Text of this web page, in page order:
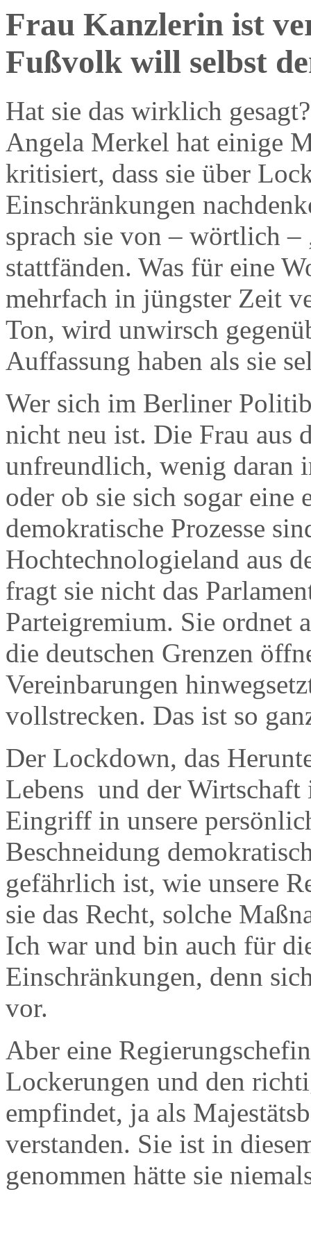
Frau Kanzlerin ist
Fußvolk will selbst
Hat sie das wirklich
Angela Merkel hat einige
kritisiert, dass sie über
Einschränkungen
sprach sie von – wörtlich –
stattfänden. Was für eine
mehrfach in jüngster Zeit
Ton, wird unwirsch
Auffassung haben als sie
Wer sich im Berliner
nicht neu ist. Die Frau aus
unfreundlich, wenig daran
oder ob sie sich sogar
demokratische Prozesse
Hochtechnologieland aus
fragt sie nicht das
Parteigremium. Sie ordnet
die deutschen Grenzen
Vereinbarungen
vollstrecken. Das ist so
Der Lockdown, das
Lebens und der Wirtschaft
Eingriff in unsere
Beschneidung
gefährlich ist, wie unsere
sie das Recht, solche
Ich war und bin auch für
Einschränkungen, denn
vor.
Aber eine
Lockerungen und den
empfindet, ja als
verstanden. Sie ist in
genommen hätte sie